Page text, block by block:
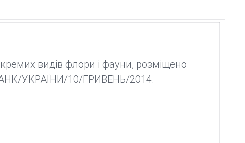
видів флори і фауни, розміщено
УКРАЇНИ/10/ГРИВЕНЬ/2014.